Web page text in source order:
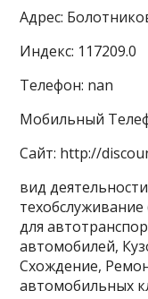
Адрес:
Индекс: 117209.0
Телефон: nan
Мобильный
Сайт: http://
вид
для
автомобилей,
Схождение,
автомобильных